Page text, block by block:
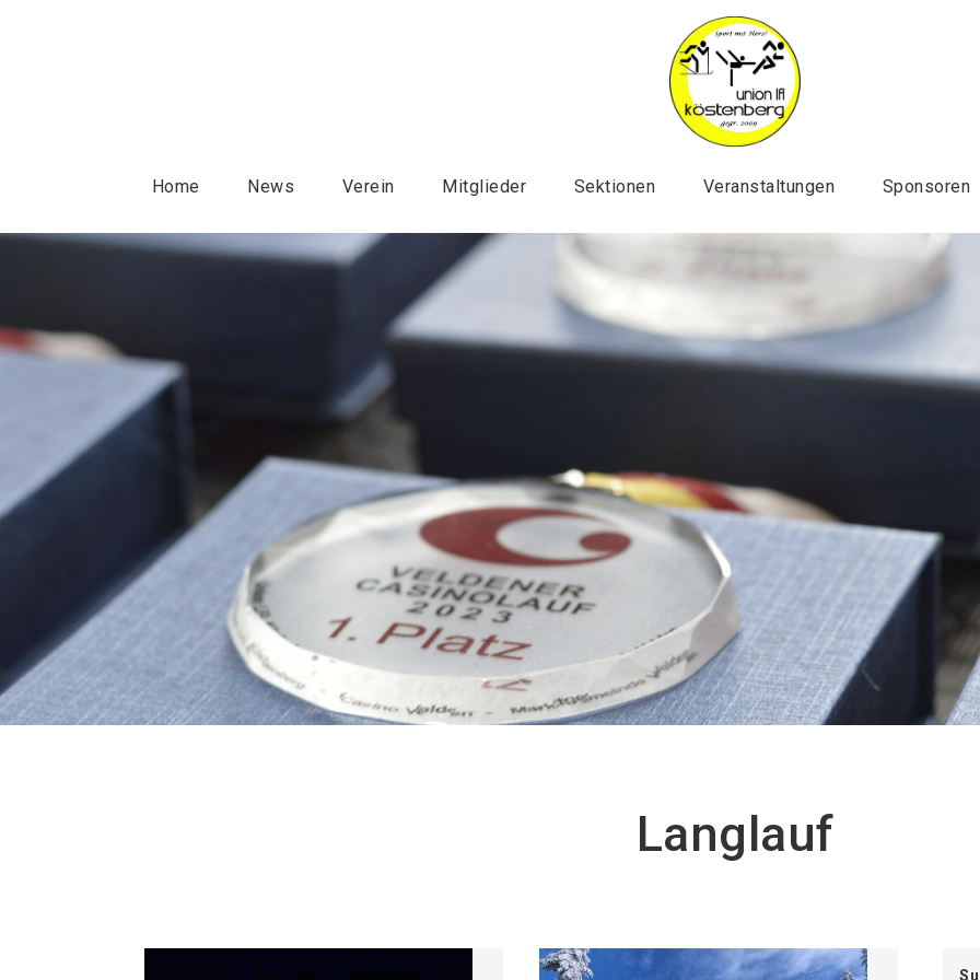
Home News Verein Mitglieder Sektionen Veranstaltungen Sponsoren
Langlauf